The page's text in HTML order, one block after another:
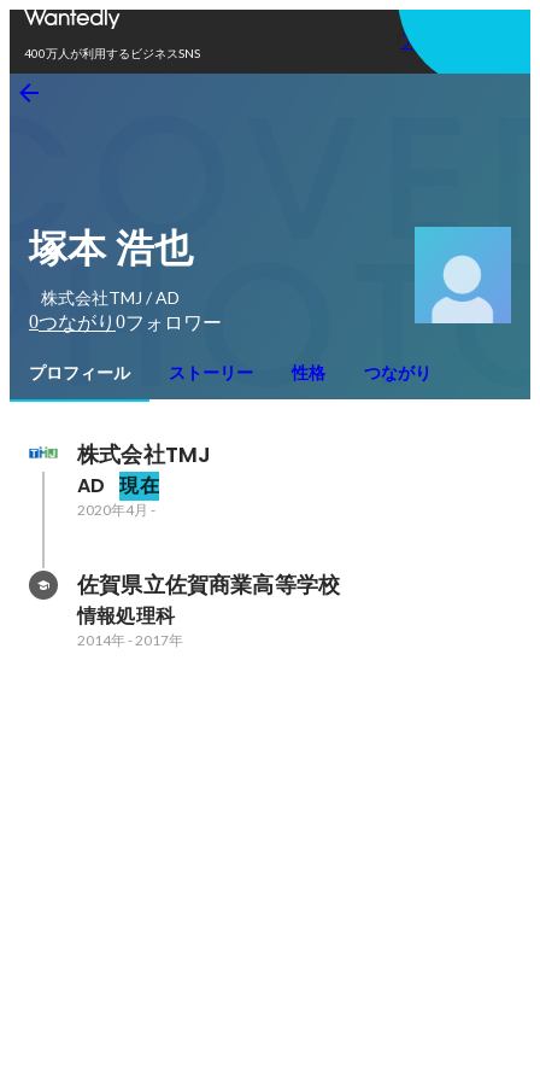
400万人が利用するビジネスSNS
アプリを使う
塚本 浩也
株式会社TMJ / AD
0つながり 0フォロワー
プロフィール ストーリー 性格 つながり
株式会社TMJ
AD 現在
2020年4月 -
佐賀県立佐賀商業高等学校
情報処理科
2014年-2017年